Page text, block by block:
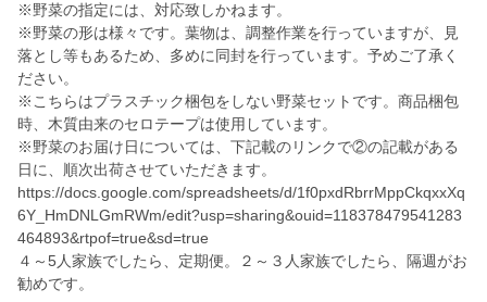
※野菜の指定には、対応致しかねます。
※野菜の形は様々です。葉物は、調整作業を行っていますが、見
落とし等もあるため、多めに同封を行っています。予めご了承く
ださい。
※こちらはプラスチック梱包をしない野菜セットです。商品梱包
時、木質由来のセロテープは使用しています。
※野菜のお届け日については、下記載のリンクで②の記載がある
日に、順次出荷させていただきます。
https://docs.google.com/spreadsheets/d/1f0pxdRbrrMppCkqxxXq
6Y_HmDNLGmRWm/edit?usp=sharing&ouid=118378479541283
464893&rtpof=true&sd=true
４～5人家族でしたら、定期便。２～３人家族でしたら、隔週がお
勧めです。